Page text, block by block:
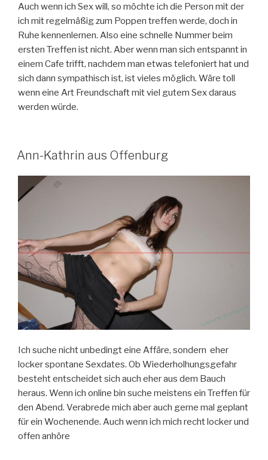
Auch wenn ich Sex will, so möchte ich die Person mit der
ich mit regelmäßig zum Poppen treffen werde, doch in
Ruhe kennenlernen. Also eine schnelle Nummer beim
ersten Treffen ist nicht. Aber wenn man sich entspannt in
einem Cafe trifft, nachdem man etwas telefoniert hat und
sich dann sympathisch ist, ist vieles möglich. Wäre toll
wenn eine Art Freundschaft mit viel gutem Sex daraus
werden würde.
Ann-Kathrin aus Offenburg
Ich suche nicht unbedingt eine Affäre, sondern eher
locker spontane Sexdates. Ob Wiederholhungsgefahr
besteht entscheidet sich auch eher aus dem Bauch
heraus. Wenn ich online bin suche meistens ein Treffen für
den Abend. Verabrede mich aber auch gerne mal geplant
für ein Wochenende. Auch wenn ich mich recht locker und
offen anhöre